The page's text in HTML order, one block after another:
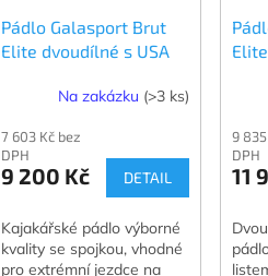
Pádlo Galasport Brut
Elite dvoudílné s USA
Na zakázku (>3 ks)
7 603 Kč bez
DPH
9 200 Kč DETAIL
Kajakářské pádlo výborné
kvality se spojkou, vhodné
pro extrémní jezdce na
9
DPH
11